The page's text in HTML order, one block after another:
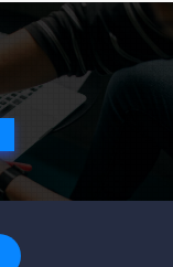
习惯：捐赠者需
并且未使用可能
植入物。 学历与
历有一定要求，
选择受过高等教
条件。 心理状态
其对捐赠过程的
并理解其捐赠行